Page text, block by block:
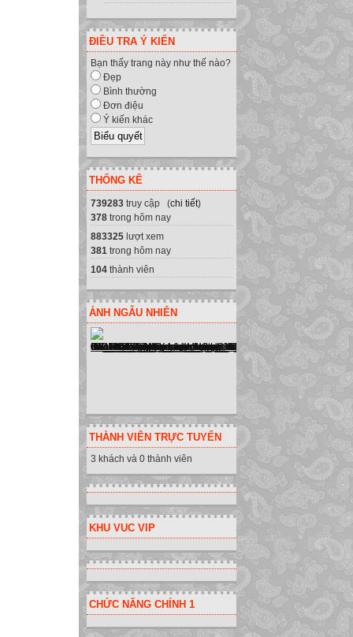
ĐIỀU TRA Ý KIẾN
Bạn thấy trang này như thế nào?
Đẹp
Bình thường
Đơn điệu
Ý kiến khác
THỐNG KÊ
739283 truy cập (chi tiết)
378 trong hôm nay
883325 lượt xem
381 trong hôm nay
104 thành viên
ẢNH NGẪU NHIÊN
THÀNH VIÊN TRỰC TUYẾN
3 khách và 0 thành viên
KHU VUC VIP
CHỨC NĂNG CHÍNH 1